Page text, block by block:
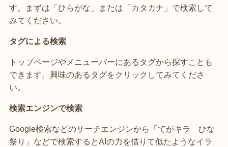
す。まずは「ひらがな」または「カタカナ」で検索して
みてください。
タグによる検索
トップページやメニューバーにあるタグから探すことも
できます。興味のあるタグをクリックしてみてくださ
い。
検索エンジンで検索
Google検索などのサーチエンジンから「てがキラ ひな
祭り」などで検索するとAIの力を借りて似たようなイラ